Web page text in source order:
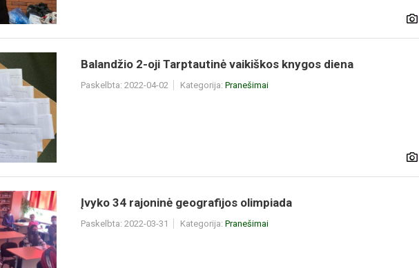
Balandžio 2-oji Tarptautinė vaikiškos knygos diena
Paskelbta: 2022-04-02 Kategorija: Pranešimai
Įvyko 34 rajoninė geografijos olimpiada
Paskelbta: 2022-03-31 Kategorija: Pranešimai